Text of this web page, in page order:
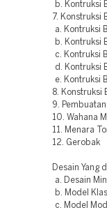
b. Kontruksi
7. Konstruksi
a. Kontruksi
b. Kontruksi
c. Kontruksi
d. Kontruksi
e. Kontruksi
8. Konstruksi
9.
10. Wahana
11. Menara
12. Gerobak
Desain Yang
a. Desain
b. Model
c. Model